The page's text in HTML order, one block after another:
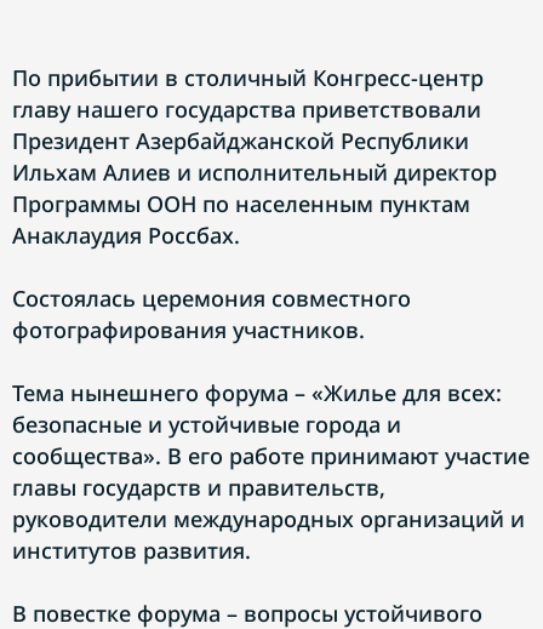
По прибытии в столичный Конгресс-центр
главу нашего государства приветствовали
Президент Азербайджанской Республики
Ильхам Алиев и исполнительный директор
Программы ООН по населенным пунктам
Анаклаудия Россбах.
Состоялась церемония совместного
фотографирования участников.
Тема нынешнего форума – «Жилье для всех:
безопасные и устойчивые города и
сообщества». В его работе принимают участие
главы государств и правительств,
руководители международных организаций и
институтов развития.
В повестке форума – вопросы устойчивого